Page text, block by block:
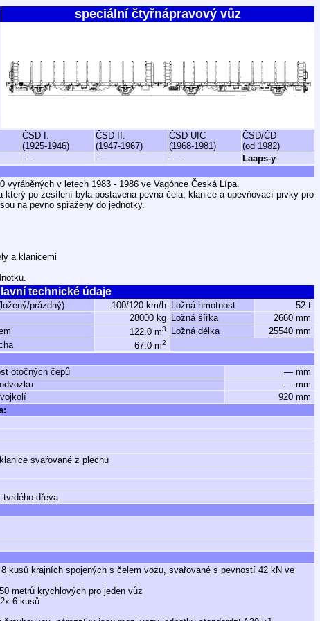
speciální čtyřnápravový vůz
ČSD I.
(1925-1946)
ČSD II.
(1947-1967)
ČSD UIC
(1968-1981)
ČSD/ČD
(od 1982)
— — — Laaps-y
v letech 1983 - 1986 ve Vagónce Česká Lípa.
po zesílení byla postavena pevná čela, klanice a upevňovací prvky pro
na pevno spřaženy do jednotky.
a klanicemi
technické údaje
prázdný) 100/120 km/h Ložná hmotnost
52 t
28000 kg Ložná šířka
2660 mm
122.0 m3 Ložná délka
25540 mm
67.0 m2
otočných čepů
— mm
— mm
920 mm
svařované z plechu
dřeva
kusů krajních spojených s čelem vozu, svařované s pevností 42 kN ve
metrů krychlových pro jeden vůz
6 kusů